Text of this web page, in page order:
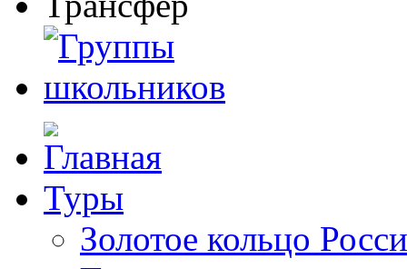
Туры
Золотое кольцо